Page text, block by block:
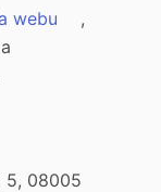
webu
,
a
5, 08005